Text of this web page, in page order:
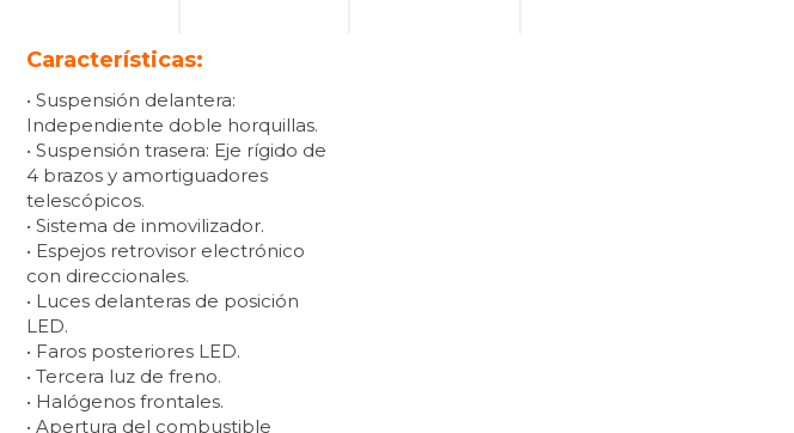
Características:
• Suspensión delantera:
Independiente doble horquillas.
• Suspensión trasera: Eje rígido de
4 brazos y amortiguadores
telescópicos.
• Sistema de inmovilizador.
• Espejos retrovisor electrónico
con direccionales.
• Luces delanteras de posición
LED.
• Faros posteriores LED.
• Tercera luz de freno.
• Halógenos frontales.
• Apertura del combustible